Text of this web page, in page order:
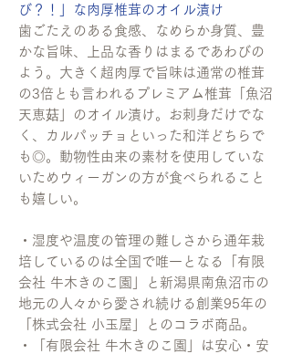
び？！」な肉厚椎茸のオイル漬け
歯ごたえのある食感、なめらか身質、豊
かな旨味、上品な香りはまるであわびの
よう。大きく超肉厚で旨味は通常の椎茸
の3倍とも言われるプレミアム椎茸「魚沼
天恵菇」のオイル漬け。お刺身だけでな
く、カルパッチョといった和洋どちらで
も◎。動物性由来の素材を使用していな
いためウィーガンの方が食べられること
も嬉しい。
・湿度や温度の管理の難しさから通年栽
培しているのは全国で唯一となる「有限
会社 牛木きのこ園」と新潟県南魚沼市の
地元の人々から愛され続ける創業95年の
「株式会社 小玉屋」とのコラボ商品。
・「有限会社 牛木きのこ園」は安心・安